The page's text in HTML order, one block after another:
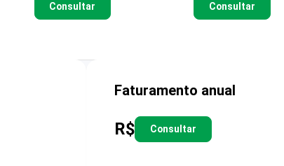
Consultar Consultar
Faturamento anual
R$ Consultar